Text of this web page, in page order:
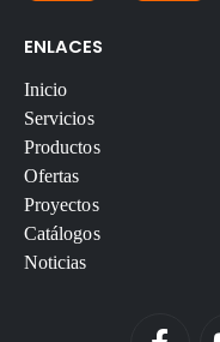
ENLACES
Inicio
Servicios
Productos
Ofertas
Proyectos
Catálogos
Noticias